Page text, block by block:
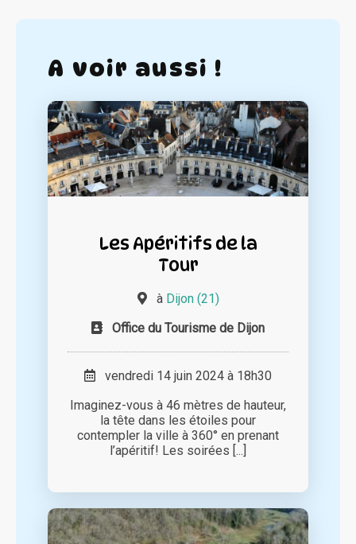
A voir aussi !
Les Apéritifs de la
Tour
à Dijon (21)
Office du Tourisme de Dijon
vendredi 14 juin 2024 à 18h30
Imaginez-vous à 46 mètres de hauteur,
la tête dans les étoiles pour
contempler la ville à 360° en prenant
l’apéritif! Les soirées [...]